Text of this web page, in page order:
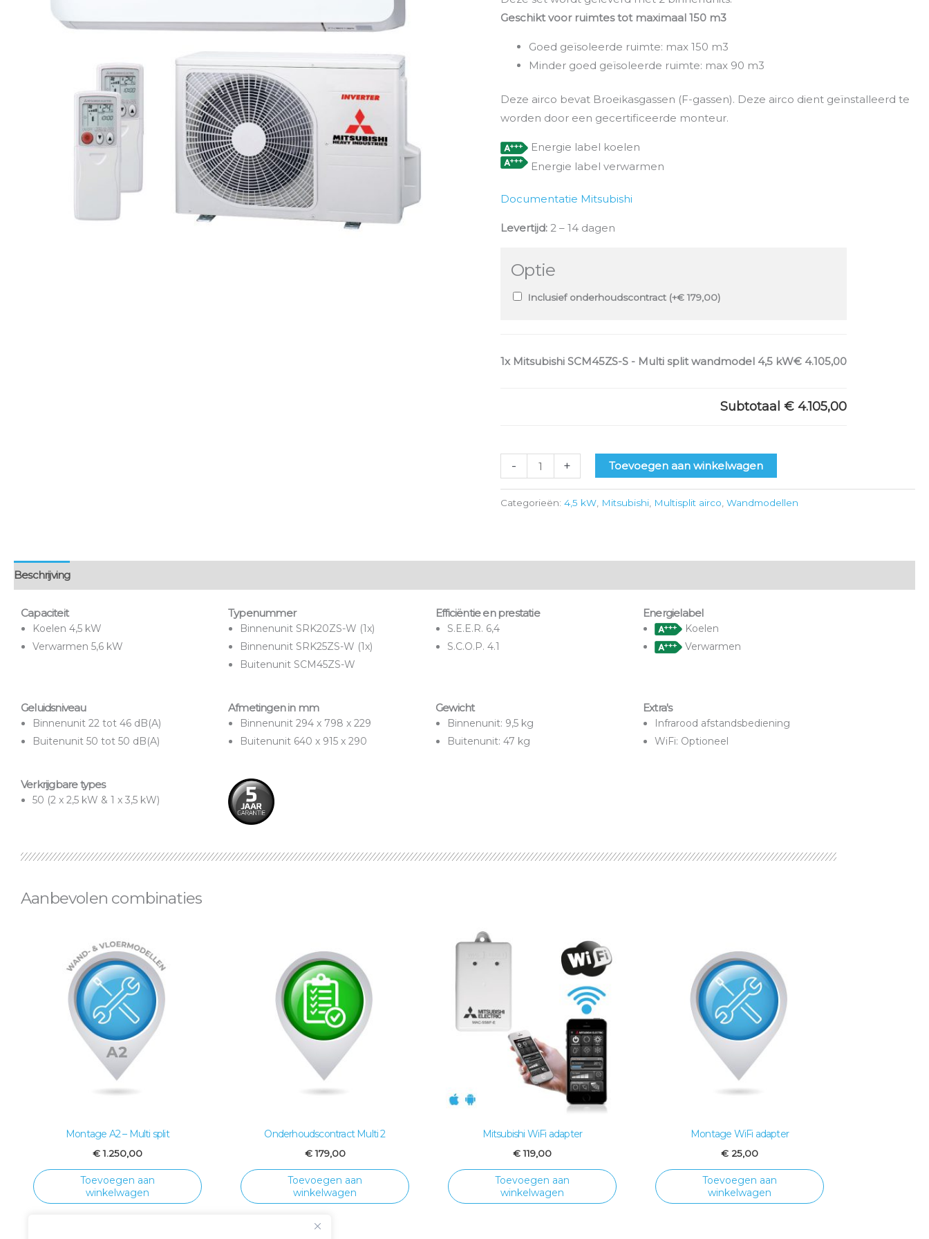
Geschikt voor ruimtes tot maximaal 150 m3
Goed geïsoleerde ruimte: max 150 m3
Minder goed geïsoleerde ruimte: max 90 m3
Deze airco bevat Broeikasgassen (F-gassen). Deze airco dient geïnstalleerd te
worden door een gecertificeerde monteur.
Energie label koelen
Energie label verwarmen
Documentatie Mitsubishi
Levertijd: 2 – 14 dagen
Optie
Inclusief onderhoudscontract (+€ 179,00)
1x Mitsubishi SCM45ZS-S - Multi split wandmodel 4,5 kW€ 4.105,00
Subtotaal€ 4.105,00
- + Toevoegen aan winkelwagen
Categorieën:4,5 kW Mitsubishi Multisplit airco ,Wandmodellen
Beschrijving
Capaciteit
Koelen 4,5 kW
Verwarmen 5,6 kW
Typenummer
Binnenunit SRK20ZS-W (1x)
Binnenunit SRK25ZS-W (1x)
Buitenunit SCM45ZS-W
Efficiëntie en prestatie
S.E.E.R. 6,4
S.C.O.P. 4.1
Energielabel
Koelen
Verwarmen
Geluidsniveau
Binnenunit 22 tot 46 dB(A)
Buitenunit 50 tot 50 dB(A)
Afmetingen in mm
Binnenunit 294 x 798 x 229
Buitenunit 640 x 915 x 290
Gewicht
Binnenunit: 9,5 kg
Buitenunit: 47 kg
Extra's
Infrarood afstandsbediening
WiFi: Optioneel
Verkrijgbare types
50 (2 x 2,5 kW & 1 x 3,5 kW)
Aanbevolen combinaties
Montage A2 – Multi split
€1.250,00
Toevoegen aan
winkelwagen
Onderhoudscontract Multi 2
€179,00
Toevoegen aan
winkelwagen
Mitsubishi WiFi adapter
€119,00
Toevoegen aan
winkelwagen
Montage WiFi adapter
€ 25,00
Toevoegen aan
winkelwagen